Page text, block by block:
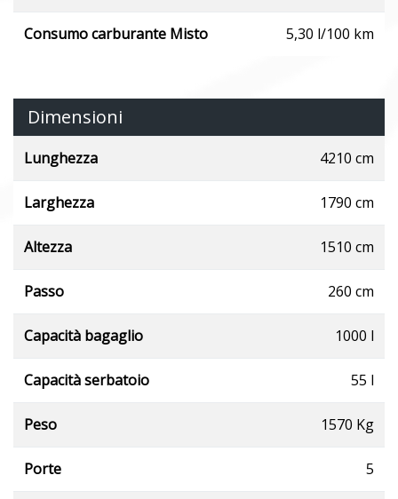
Consumo carburante Misto 5,30 l/100 km
Dimensioni
Lunghezza 4210 cm
Larghezza 1790 cm
Altezza 1510 cm
Passo 260 cm
Capacità bagaglio 1000 l
Capacità serbatoio 55 l
Peso 1570 Kg
Porte 5